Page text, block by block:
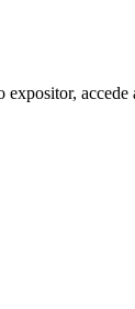
expositor,